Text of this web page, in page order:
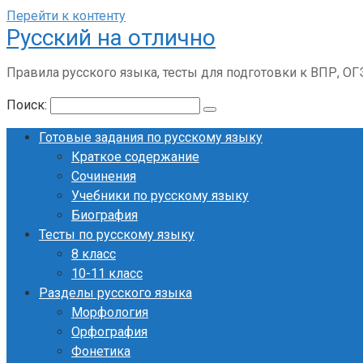
Перейти к контенту
Русский на отлично
Правила русского языка, тесты для подготовки к ВПР,
Поиск:
Готовые задания по русскому языку
Краткое содержание
Сочинения
Учебники по русскому языку
Биография
Тесты по русскому языку
8 класс
10-11 класс
Разделы русского языка
Морфология
Орфография
Фонетика